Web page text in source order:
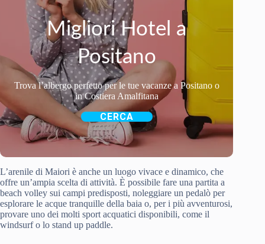
Migliori Hotel a
Positano
Trova l’albergo perfetto per le tue vacanze a Positano o
in Costiera Amalfitana
CERCA
L’arenile di Maiori è anche un luogo vivace e dinamico, che
offre un’ampia scelta di attività. È possibile fare una partita a
beach volley sui campi predisposti, noleggiare un pedalò per
esplorare le acque tranquille della baia o, per i più avventurosi,
provare uno dei molti sport acquatici disponibili, come il
windsurf o lo stand up paddle.